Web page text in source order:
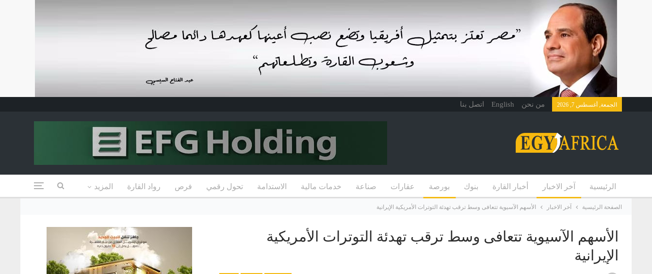
الجمعة, أغسطس 7, 2026 من نحن English اتصل بنا
الرئيسية آخر الاخبار أخبار القارة بنوك بورصة عقارات صناعة خدمات مالية الاستدامة تحول رقمي فرص رواد القارة المزيد
الصفحة الرئيسية آخر الاخبار الأسهم الآسيوية تتعافى وسط ترقب تهدئة التوترات الأمريكية الإيرانية
الأسهم الآسيوية تتعافى وسط ترقب تهدئة التوترات الأمريكية
الإيرانية